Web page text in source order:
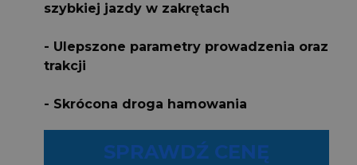
szybkiej jazdy w zakrętach
- Ulepszone parametry prowadzenia oraz
trakcji
- Skrócona droga hamowania
SPRAWDŹ CENĘ